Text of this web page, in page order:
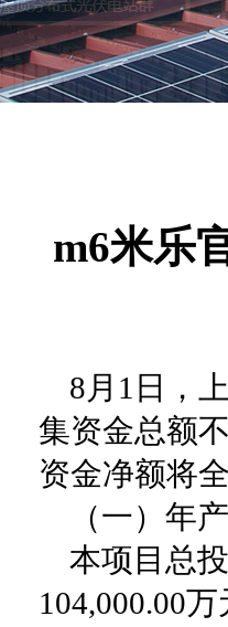
m6米乐
8月1日，
集资金总额
资金净额将
（一）年
本项目总
104,000.00